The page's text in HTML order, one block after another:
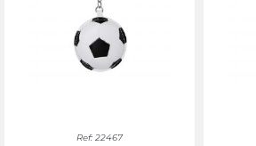
Ref: 22467